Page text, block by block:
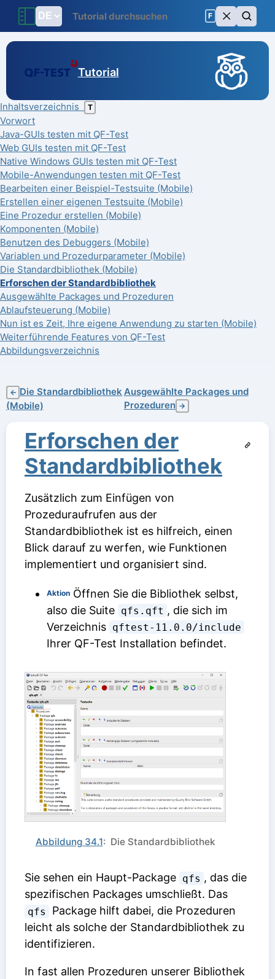
F
Tutorial
Inhaltsverzeichnis T
Vorwort
Java-GUIs testen mit QF-Test
Web GUIs testen mit QF-Test
Native Windows GUIs testen mit QF-Test
Mobile-Anwendungen testen mit QF-Test
Bearbeiten einer Beispiel-Testsuite (Mobile)
Erstellen einer eigenen Testsuite (Mobile)
Eine Prozedur erstellen (Mobile)
Komponenten (Mobile)
Benutzen des Debuggers (Mobile)
Variablen und Prozedurparameter (Mobile)
Die Standardbibliothek (Mobile)
Erforschen der Standardbibliothek
Ausgewählte Packages und Prozeduren
Ablaufsteuerung (Mobile)
Nun ist es Zeit, Ihre eigene Anwendung zu starten (Mobile)
Weiterführende Features von QF-Test
Abbildungsverzeichnis
← Die Standardbibliothek
(Mobile)
Ausgewählte Packages und
Prozeduren →
Erforschen der
Standardbibliothek
Zusätzlich zum Einfügen von
Prozeduraufrufen aus der
Standardbibliothek ist es hilfreich, einen
Blick darauf zu werfen, wie Funktionen
implementiert und organisiert sind.
Aktion Öffnen Sie die Bibliothek selbst,
also die Suite qfs.qft , die sich im
Verzeichnis qftest-11.0.0/include
Ihrer QF-Test Installation befindet.
Abbildung 34.1: Die Standardbibliothek
Sie sehen ein Haupt-Package qfs , das die
spezifischen Packages umschließt. Das
qfs
Package hilft dabei, die Prozeduren
leicht als solche der Standardbibliothek zu
identifizieren.
In fast allen Prozeduren unserer Bibliothek